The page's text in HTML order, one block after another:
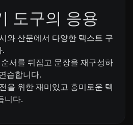
도구의 응용
와 산문에서 다양한 텍스트 구
.
서를 뒤집고 문장을 재구성하
습합니다.
을 위한 재미있고 흥미로운 텍
니다.